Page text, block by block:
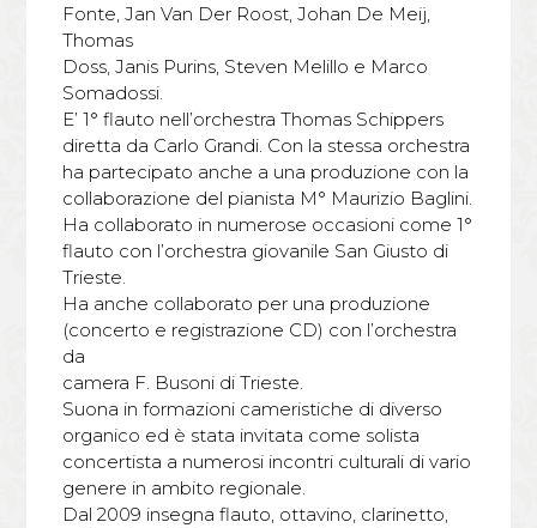
Fonte, Jan Van Der Roost, Johan De Meij,
Thomas
Doss, Janis Purins, Steven Melillo e Marco
Somadossi.
E’ 1° flauto nell’orchestra Thomas Schippers
diretta da Carlo Grandi. Con la stessa orchestra
ha partecipato anche a una produzione con la
collaborazione del pianista M° Maurizio Baglini.
Ha collaborato in numerose occasioni come 1°
flauto con l’orchestra giovanile San Giusto di
Trieste.
Ha anche collaborato per una produzione
(concerto e registrazione CD) con l’orchestra
da
camera F. Busoni di Trieste.
Suona in formazioni cameristiche di diverso
organico ed è stata invitata come solista
concertista a numerosi incontri culturali di vario
genere in ambito regionale.
Dal 2009 insegna flauto, ottavino, clarinetto,